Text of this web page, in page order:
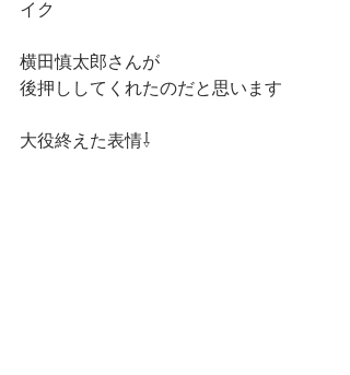
イク
横田慎太郎さんが
後押ししてくれたのだと思います
大役終えた表情⇩